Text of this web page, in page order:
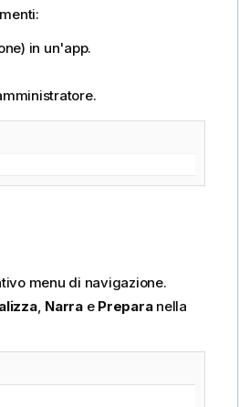
in un'app.
menu di navigazione.
, Narrae Preparanella